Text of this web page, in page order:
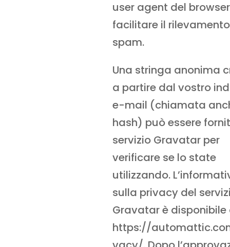
user agent del
facilitare il
spam.
Una stringa anonima
a partire dal vostro
e-mail (chiamata
hash) può essere
servizio Gravatar per
verificare se lo state
utilizzando.
sulla privacy del
Gravatar è disponibile
https://